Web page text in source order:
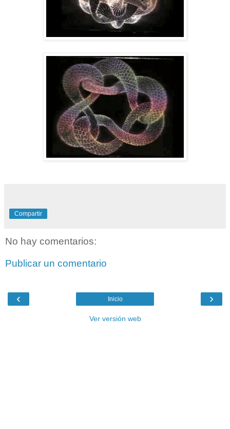
Compartir
No hay comentarios:
Publicar un comentario
‹ ›
Inicio
Ver versión web